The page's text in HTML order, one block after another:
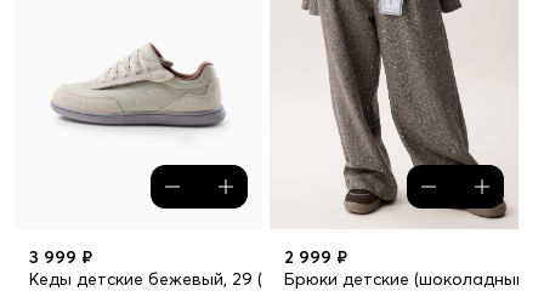
3 999 ₽
Кеды детские бежевый, 29 (19.3)_26
2 999 ₽
Брюки детские (шоколадный /